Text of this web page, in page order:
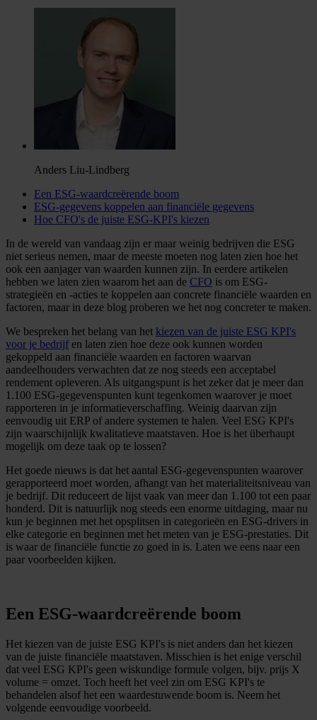
Anders Liu-Lindberg
Een ESG-waardcreërende boom
ESG-gegevens koppelen aan financiële gegevens
Hoe CFO's de juiste ESG-KPI's kiezen
In de wereld van vandaag zijn er maar weinig bedrijven die ESG
niet serieus nemen, maar de meeste moeten nog laten zien hoe het
ook een aanjager van waarden kunnen zijn. In eerdere artikelen
hebben we laten zien waarom het aan de CFO is om ESG-
strategieën en -acties te koppelen aan concrete financiële waarden en
factoren, maar in deze blog proberen we het nog concreter te maken.
We bespreken het belang van het kiezen van de juiste ESG KPI's
voor je bedrijf en laten zien hoe deze ook kunnen worden
gekoppeld aan financiële waarden en factoren waarvan
aandeelhouders verwachten dat ze nog steeds een acceptabel
rendement opleveren. Als uitgangspunt is het zeker dat je meer dan
1.100 ESG-gegevenspunten kunt tegenkomen waarover je moet
rapporteren in je informatieverschaffing. Weinig daarvan zijn
eenvoudig uit ERP of andere systemen te halen. Veel ESG KPI's
zijn waarschijnlijk kwalitatieve maatstaven. Hoe is het überhaupt
mogelijk om deze taak op te lossen?
Het goede nieuws is dat het aantal ESG-gegevenspunten waarover
gerapporteerd moet worden, afhangt van het materialiteitsniveau van
je bedrijf. Dit reduceert de lijst vaak van meer dan 1.100 tot een paar
honderd. Dit is natuurlijk nog steeds een enorme uitdaging, maar nu
kun je beginnen met het opsplitsen in categorieën en ESG-drivers in
elke categorie en beginnen met het meten van je ESG-prestaties. Dit
is waar de financiële functie zo goed in is. Laten we eens naar een
paar voorbeelden kijken.
Een ESG-waardcreërende boom
Het kiezen van de juiste ESG KPI's is niet anders dan het kiezen
van de juiste financiële maatstaven. Misschien is het enige verschil
dat veel ESG KPI's geen wiskundige formule volgen, bijv. prijs X
volume = omzet. Toch heeft het veel zin om ESG KPI's te
behandelen alsof het een waardestuwende boom is. Neem het
volgende eenvoudige voorbeeld.